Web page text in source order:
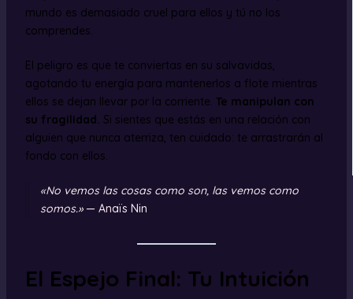
mundo es demasiado cruel para ellos y tú no los
comprendes.
El peligro es que te conviertas en su salvavidas,
agotando tu energía para mantenerlos a flote mientras
ellos se dejan llevar por la corriente. Te manipulan con
su fragilidad. Si sientes que estás en una relación con
alguien que nunca aterriza, ten cuidado: te arrastrarán al
fondo con ellos.
«No vemos las cosas como son, las vemos como
somos.»— Anaïs Nin
El Espejo Final: Tu Intuición